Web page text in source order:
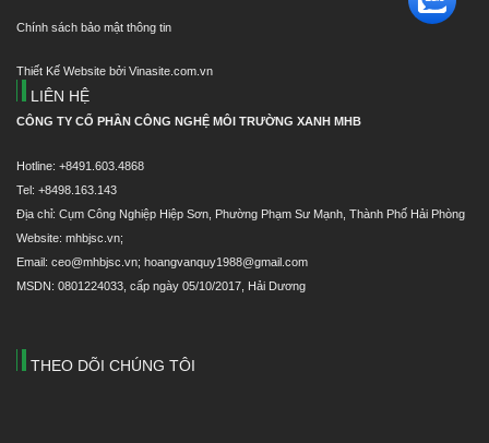
Chính sách bảo mật thông tin
Thiết Kế Website bởi Vinasite.com.vn
LIÊN HỆ
CÔNG TY CỔ PHẦN CÔNG NGHỆ MÔI TRƯỜNG XANH MHB
Hotline: +8491.603.4868
Tel: +8498.163.143
Địa chỉ: Cụm Công Nghiệp Hiệp Sơn, Phường Phạm Sư Mạnh, Thành Phố Hải Phòng
Website: mhbjsc.vn;
Email: ceo@mhbjsc.vn; hoangvanquy1988@gmail.com
MSDN: 0801224033, cấp ngày 05/10/2017, Hải Dương
THEO DÕI CHÚNG TÔI